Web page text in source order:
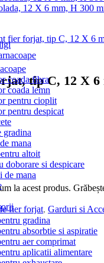
coada fibra
coada lemn
pentru cioplit
pentru despicat
gradina
mana
altoit
doborare si despicare
de mana
gradina
absorbtie si aspiratie
aer comprimat
aplicatii alimentare
12 X 6 mm, H 300
tip C, 12 X 6
la acest produs.
fier forjat, Garduri si